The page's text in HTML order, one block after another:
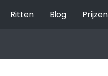
Ritten Blog Prijzen